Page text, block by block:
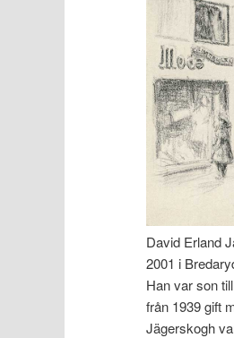
David Erland
2001 i
Han var son
från 1939 gift
Jägerskogh